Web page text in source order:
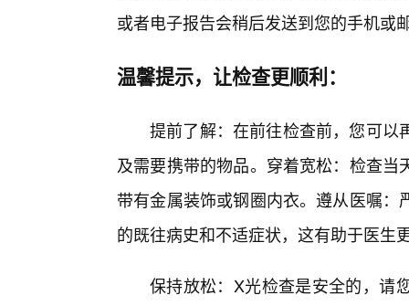
或者电子报告会稍后发送到您的手机或
温馨提示，让检查更顺利：
提前了解：在前往检查前，您可以
及需要携带的物品。穿着宽松：检查
带有金属装饰或钢圈内衣。遵从医嘱
的既往病史和不适症状，这有助于医生
保持放松：X光检查是安全的，请